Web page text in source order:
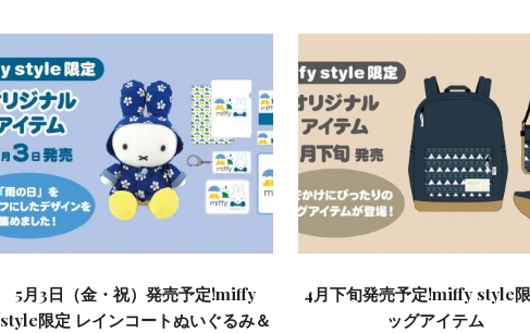
5月3日（金・祝）発売予定!miffy
style限定 レインコートぬいぐるみ＆
4月下旬発売予定!miffy style
ッグアイテム